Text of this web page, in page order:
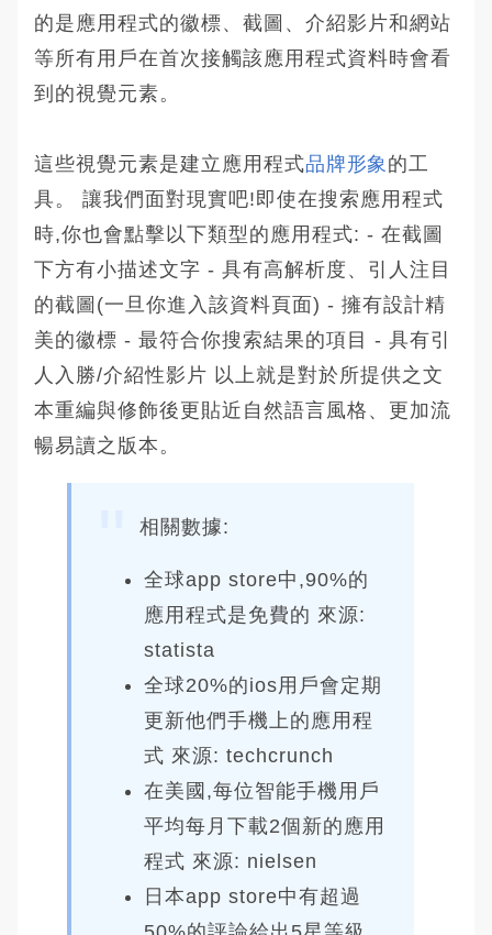
的是應用程式的徽標、截圖、介紹影片和網站
等所有用戶在首次接觸該應用程式資料時會看
到的視覺元素。
這些視覺元素是建立應用程式品牌形象 的工
具。 讓我們面對現實吧!即使在搜索應用程式
時,你也會點擊以下類型的應用程式: - 在截圖
下方有小描述文字 - 具有高解析度、引人注目
的截圖(一旦你進入該資料頁面) - 擁有設計精
美的徽標 - 最符合你搜索結果的項目 - 具有引
人入勝/介紹性影片 以上就是對於所提供之文
本重編與修飾後更貼近自然語言風格、更加流
暢易讀之版本。
相關數據:
全球app store中,90%的
應用程式是免費的 來源:
statista
全球20%的ios用戶會定期
更新他們手機上的應用程
式 來源: techcrunch
在美國,每位智能手機用戶
平均每月下載2個新的應用
程式 來源: nielsen
日本app store中有超過